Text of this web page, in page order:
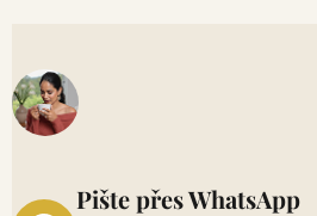
Pište přes WhatsApp